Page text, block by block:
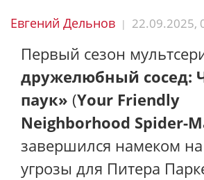
Евгений Дельнов | 22.09.2025,
Первый сезон
дружелюбный сосед:
паук» (Your Friendly
Neighborhood Spider-
завершился намеком
угрозы для Питера